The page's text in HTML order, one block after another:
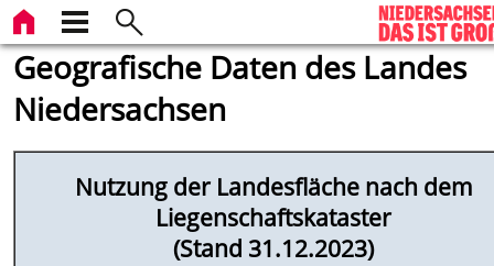
Geografische Daten des Landes
Niedersachsen
Nutzung der Landesfläche nach dem
Liegenschaftskataster
(Stand 31.12.2023)